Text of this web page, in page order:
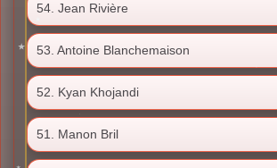
54. Jean Rivière
53. Antoine Blanchemaison
52. Kyan Khojandi
51. Manon Bril